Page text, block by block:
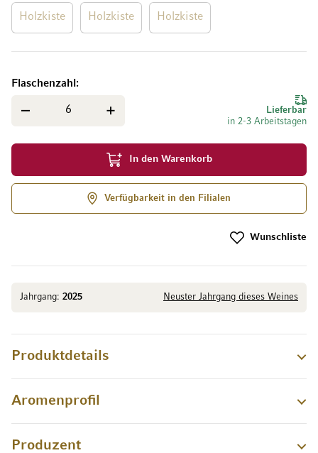
Jahrgang: 2025 Neuster Jahrgang dieses Weines
Holzkiste Holzkiste Holzkiste
Lieferbar
in 2-3 Arbeitstagen
Flaschenzahl
In den Warenkorb
Verfügbarkeit in den Filialen
Wunschliste
Produktdetails
Aromenprofil
Produzent